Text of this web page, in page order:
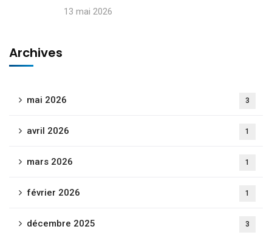
13 mai 2026
Archives
mai 2026 3
avril 2026 1
mars 2026 1
février 2026 1
décembre 2025 3